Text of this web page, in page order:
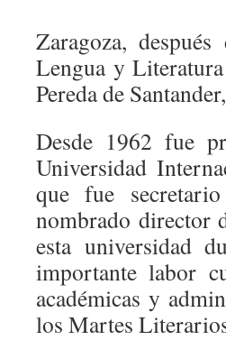
Zaragoza,
Lengua y
Pereda de
Desde 1962 fue
Universidad
que fue
nombrado director
esta universidad
importante labor
académicas y
los Martes